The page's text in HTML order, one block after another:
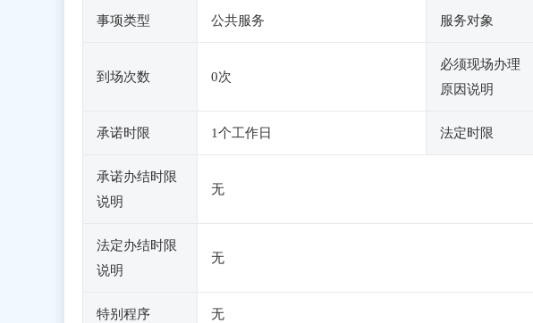
事项类型 公共服务 服务对象
到场次数 0次
必须现场办理
原因说明
承诺时限 1个工作日 法定时限
承诺办结时限
说明
无
法定办结时限
说明
无
特别程序 无